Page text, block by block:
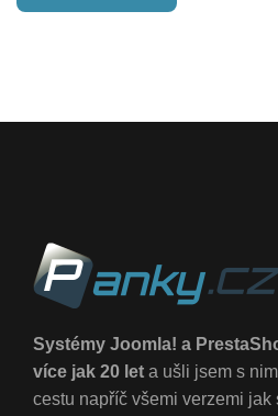
Systémy Joomla! a
více jak 20 let a ušli jsem s
cestu napříč všemi verzemi jak